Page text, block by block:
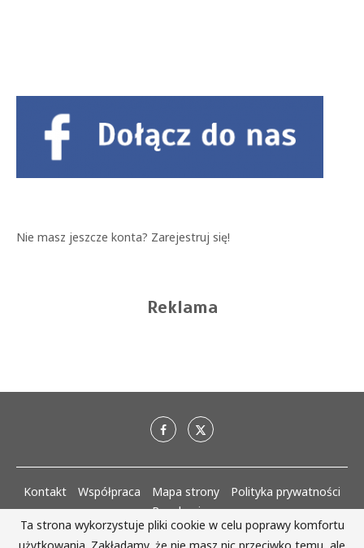
Nie masz jeszcze konta? Zarejestruj się!
Reklama
Kontakt Współpraca Mapa strony
Polityka prywatności
Regulaminy
Ta strona wykorzystuje pliki cookie w celu poprawy komfortu